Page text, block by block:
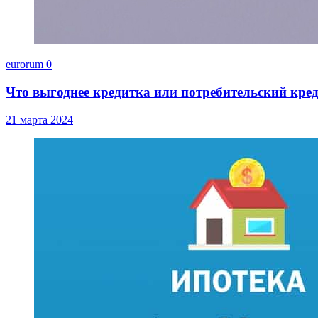
eurorum 0
Что выгоднее кредитка или потребительский
21 марта 2024